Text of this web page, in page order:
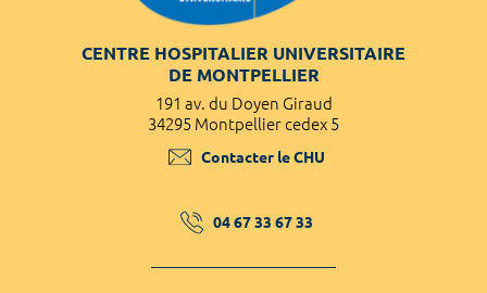
CENTRE HOSPITALIER UNIVERSITAIRE
DE MONTPELLIER
191 av. du Doyen Giraud
34295 Montpellier cedex 5
Contacter le CHU
04 67 33 67 33